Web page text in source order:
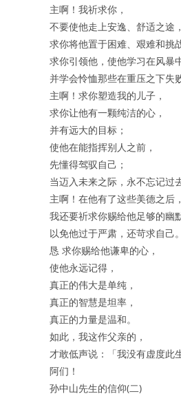
主啊！我祈求你，
不要使他走上安逸、舒适之途，
求你将他置于困难、艰难和挑
求你引领他，使他学习在风暴
并学会怜恤那些在重压之下失
主啊！求你塑造我的儿子，
求你让他有一颗纯洁的心，
并有远大的目标；
使他在能指挥别人之前，
先懂得驾驭自己；
当迈入未来之际，永不忘记过
主啊！在他有了这些美德之后，
我还要祈求你赐给他足够的幽
以免他过于严肃，还苛求自己。
恳 求你赐给他谦卑的心，
使他永远记得，
真正的伟大是单纯，
真正的智慧是坦率，
真正的力量是温和。
如此，我这作父亲的，
才敢低声说：「我没有虚度此
阿们！
孙中山先生的信仰(二)